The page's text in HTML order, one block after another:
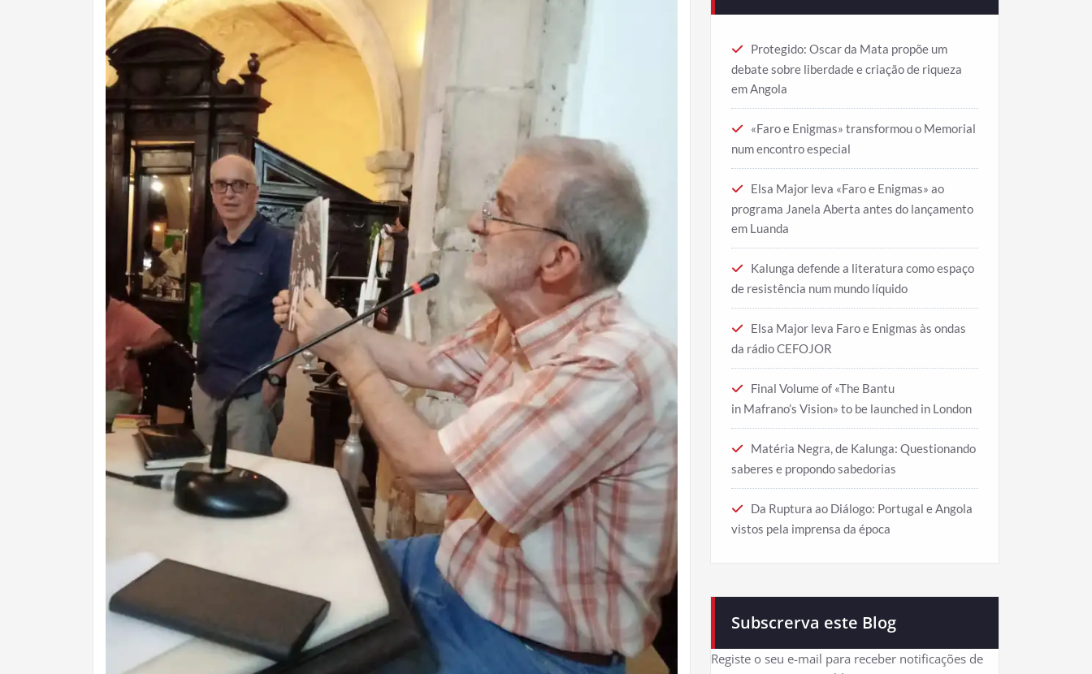
Protegido: Oscar da Mata propõe um
debate sobre liberdade e criação de riqueza
em Angola
«Faro e Enigmas» transformou o Memorial
num encontro especial
Elsa Major leva «Faro e Enigmas» ao
programa Janela Aberta antes do lançamento
em Luanda
Kalunga defende a literatura como espaço
de resistência num mundo líquido
Elsa Major leva Faro e Enigmas às ondas
da rádio CEFOJOR
Final Volume of «The Bantu
in Mafrano’s Vision» to be launched in London
Matéria Negra, de Kalunga: Questionando
saberes e propondo sabedorias
Da Ruptura ao Diálogo: Portugal e Angola
vistos pela imprensa da época
Subscrerva este Blog
Registe o seu e-mail para receber notificações de